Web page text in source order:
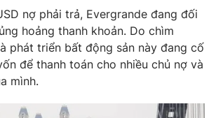
sống
tương lai
nợ phải trả, Evergrande đang đối
hoảng thanh khoản. Do chìm
phát triển bất động sản này đang cố
để thanh toán cho nhiều chủ nợ và
mình.